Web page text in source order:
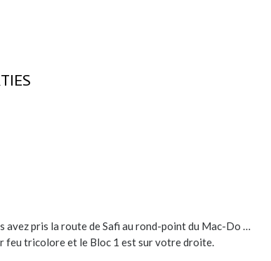
avez pris la route de Safi au rond-point du Mac-Do …
feu tricolore et le Bloc 1 est sur votre droite.